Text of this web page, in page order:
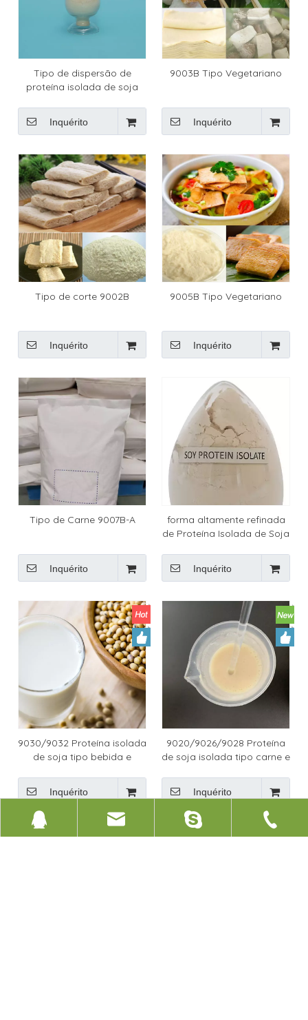
Tipo de dispersão de
proteína isolada de soja
Inquérito
9003B Tipo Vegetariano
Inquérito
Tipo de corte 9002B
Inquérito
9005B Tipo Vegetariano
Inquérito
Tipo de Carne 9007B-A
Inquérito
forma altamente refinada
de Proteína Isolada de Soja
Inquérito
9030/9032 Proteína isolada
de soja tipo bebida e
Inquérito
9020/9026/9028 Proteína
de soja isolada tipo carne e
Inquérito
1 2 3 4 »